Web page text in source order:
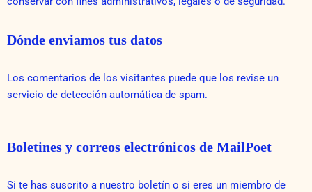
Dónde enviamos tus datos
Los comentarios de los visitantes puede que los revise un
servicio de detección automática de spam.
Boletines y correos electrónicos de MailPoet
Si te has suscrito a nuestro boletín o si eres un miembro de